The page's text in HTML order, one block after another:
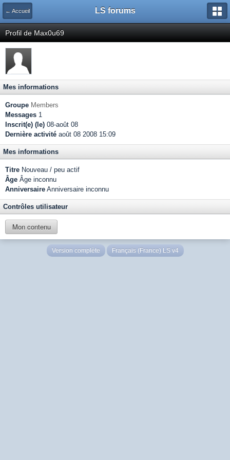
← Accueil LS forums
Profil de Max0u69
Mes informations
Groupe Members
Messages 1
Inscrit(e) (le) 08-août 08
Dernière activité août 08 2008 15:09
Mes informations
Titre Nouveau / peu actif
Âge Âge inconnu
Anniversaire Anniversaire inconnu
Contrôles utilisateur
Mon contenu
Version complète Français (France) LS v4